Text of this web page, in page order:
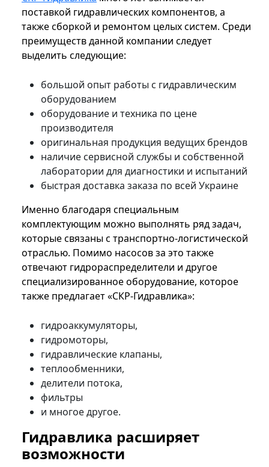
поставкой гидравлических компонентов, а
также сборкой и ремонтом целых систем. Среди
преимуществ данной компании следует
выделить следующие:
большой опыт работы с гидравлическим
оборудованием
оборудование и техника по цене
производителя
оригинальная продукция ведущих брендов
наличие сервисной службы и собственной
лаборатории для диагностики и испытаний
быстрая доставка заказа по всей Украине
Именно благодаря специальным
комплектующим можно выполнять ряд задач,
которые связаны с транспортно-логистической
отраслью. Помимо насосов за это также
отвечают гидрораспределители и другое
специализированное оборудование, которое
также предлагает «СКР-Гидравлика»:
гидроаккумуляторы,
гидромоторы,
гидравлические клапаны,
теплообменники,
делители потока,
фильтры
и многое другое.
Гидравлика расширяет
возможности